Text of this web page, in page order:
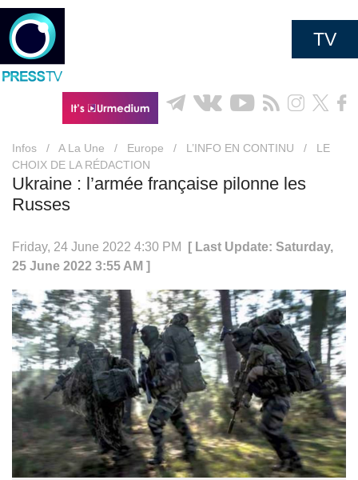
TV
Infos / A La Une / Europe / L’INFO EN CONTINU /
LE
CHOIX DE LA RÉDACTION
Ukraine : l’armée française pilonne les
Russes
Friday, 24 June 2022 4:30 PM
[ Last Update: Saturday,
25 June 2022 3:55 AM ]